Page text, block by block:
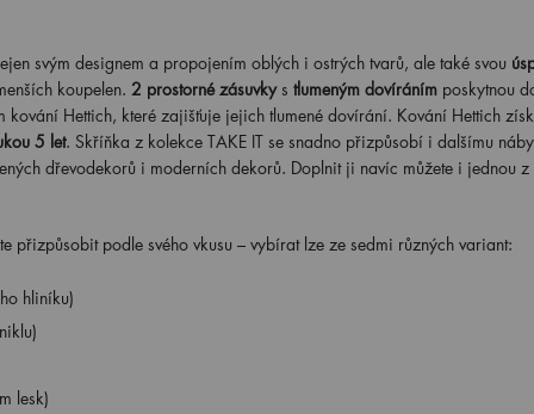
svým designem a propojením oblých i ostrých tvarů, ale také svou
koupelen. 2 prostorné zásuvky s tlumeným dovíráním poskytnou
Hettich, které zajišťuje jejich tlumené dovírání. Kování Hettich
5 let. Skříňka z kolekce TAKE IT se snadno přizpůsobí i dalšímu
dřevodekorů i moderních dekorů. Doplnit ji navíc můžete i jednou
přizpůsobit podle svého vkusu – vybírat lze ze sedmi různých variant:
hliníku)
lesk)